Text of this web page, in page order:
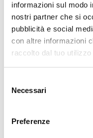
informazioni sul modo
nostri partner che si
pubblicità e social
con altre informazioni
raccolto dal tuo
delNecessari
Preferenze
DANIEL DRAGOMIR
Lo stretching con il
Lo stretching è utile ma
Leggi tutto